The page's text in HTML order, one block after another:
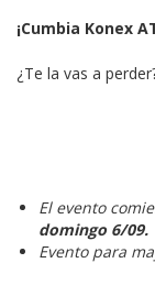
¡Cumbia Konex
¿Te la vas a
El evento
domingo 6/09.
Evento para